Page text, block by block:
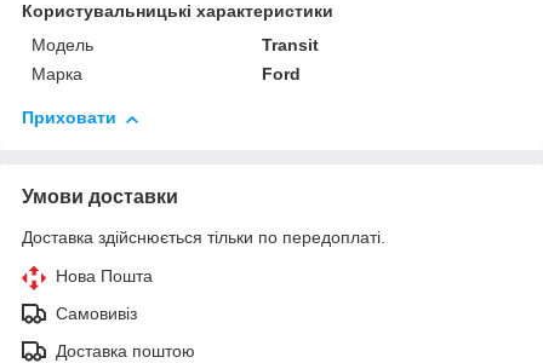
Користувальницькі характеристики
Модель
Transit
Марка
Ford
Приховати
Умови доставки
Доставка здійснюється тільки по передоплаті.
Нова Пошта
Самовивіз
Доставка поштою